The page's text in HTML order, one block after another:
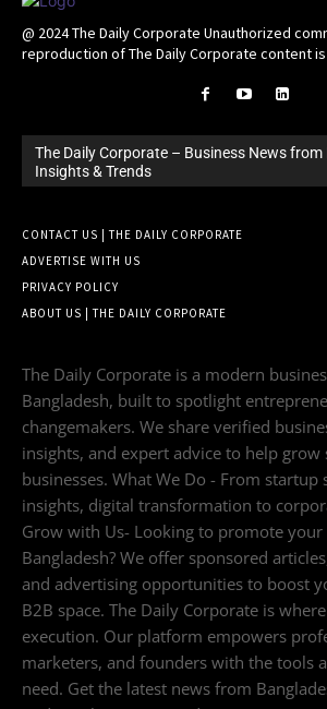
@ 2024 The Daily Corporate Unauthorized
reproduction of The Daily Corporate content
The Daily Corporate – Business News from
Insights & Trends
CONTACT US | THE DAILY CORPORATE
ADVERTISE WITH US
PRIVACY POLICY
ABOUT US | THE DAILY CORPORATE
The Daily Corporate is a modern
Bangladesh, built to spotlight
changemakers. We share verified
insights, and expert advice to help grow
businesses. What We Do - From startup
insights, digital transformation to
Grow with Us- Looking to promote your
Bangladesh? We offer sponsored
and advertising opportunities to boost
B2B space. The Daily Corporate is
execution. Our platform empowers
marketers, and founders with the tools
need. Get the latest news from